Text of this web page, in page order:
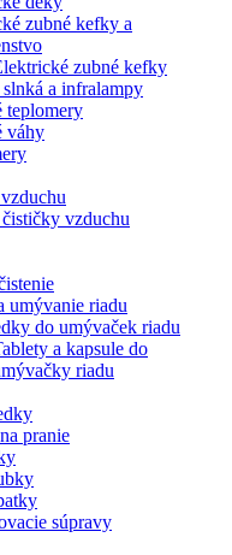
zubné kefky a
zubné kefky
a infralampy
teplomery
váhy
vzduchu
umývanie riadu
do umývaček riadu
a kapsule do
riadu
pranie
súpravy